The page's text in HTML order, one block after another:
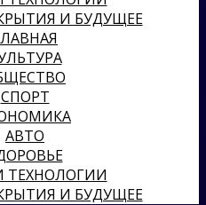
И БУДУЩЕЕ
СПОРТ
АВТО
ТЕХНОЛОГИИ
И БУДУЩЕЕ